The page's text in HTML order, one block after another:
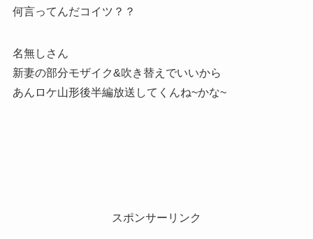
何言ってんだコイツ？？
名無しさん
新妻の部分モザイク&吹き替えでいいから
あんロケ山形後半編放送してくんね~かな~
スポンサーリンク